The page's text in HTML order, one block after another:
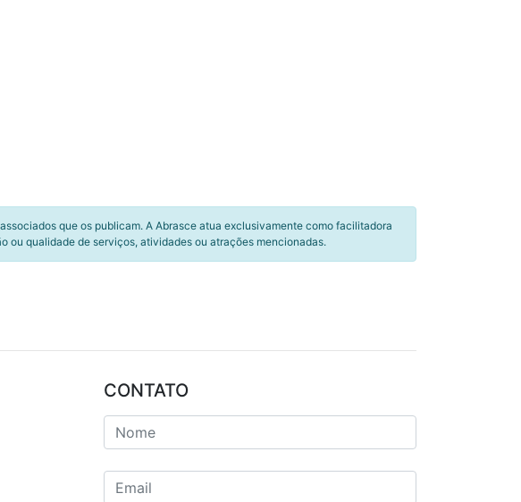
que os publicam. A Abrasce atua exclusivamente como facilitadora
ou qualidade de serviços, atividades ou atrações mencionadas.
CONTATO